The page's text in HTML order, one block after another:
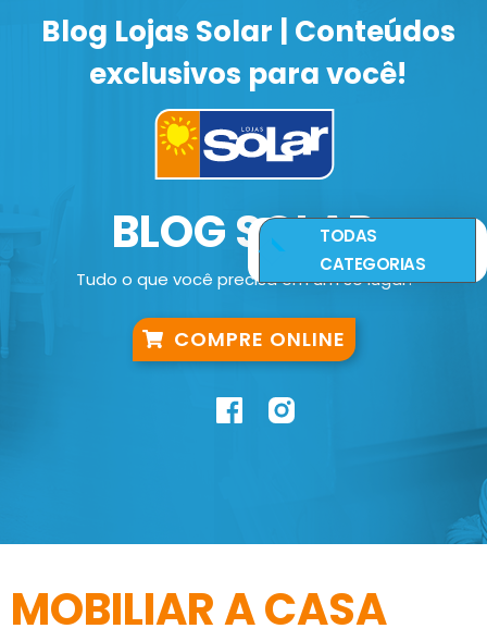
Blog Lojas Solar | Conteúdos
exclusivos para você!
BLOG SOLAR
Tudo o que você precisa em um só lugar!
COMPRE ONLINE
TODAS
CATEGORIAS
MOBILIAR A CASA